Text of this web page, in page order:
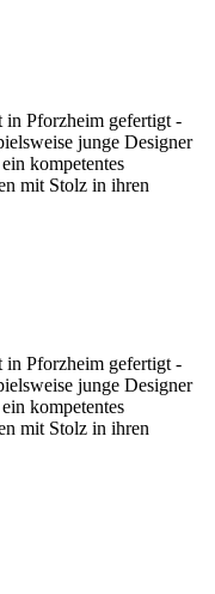
in Pforzheim gefertigt -
junge Designer
kompetentes
mit Stolz in ihren
in Pforzheim gefertigt -
junge Designer
kompetentes
mit Stolz in ihren